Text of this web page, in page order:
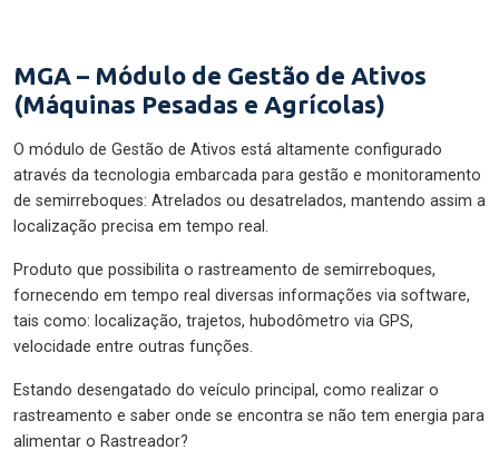
MGA – Módulo de Gestão de Ativos
(Máquinas Pesadas e Agrícolas)
O módulo de Gestão de Ativos está altamente configurado
através da tecnologia embarcada para gestão e monitoramento
de semirreboques: Atrelados ou desatrelados, mantendo assim a
localização precisa em tempo real.
Produto que possibilita o rastreamento de semirreboques,
fornecendo em tempo real diversas informações via software,
tais como: localização, trajetos, hubodômetro via GPS,
velocidade entre outras funções.
Estando desengatado do veículo principal, como realizar o
rastreamento e saber onde se encontra se não tem energia para
alimentar o Rastreador?